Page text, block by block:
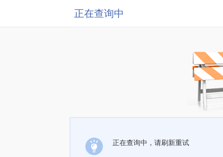
正在查询中
正在查询中，请刷新重试